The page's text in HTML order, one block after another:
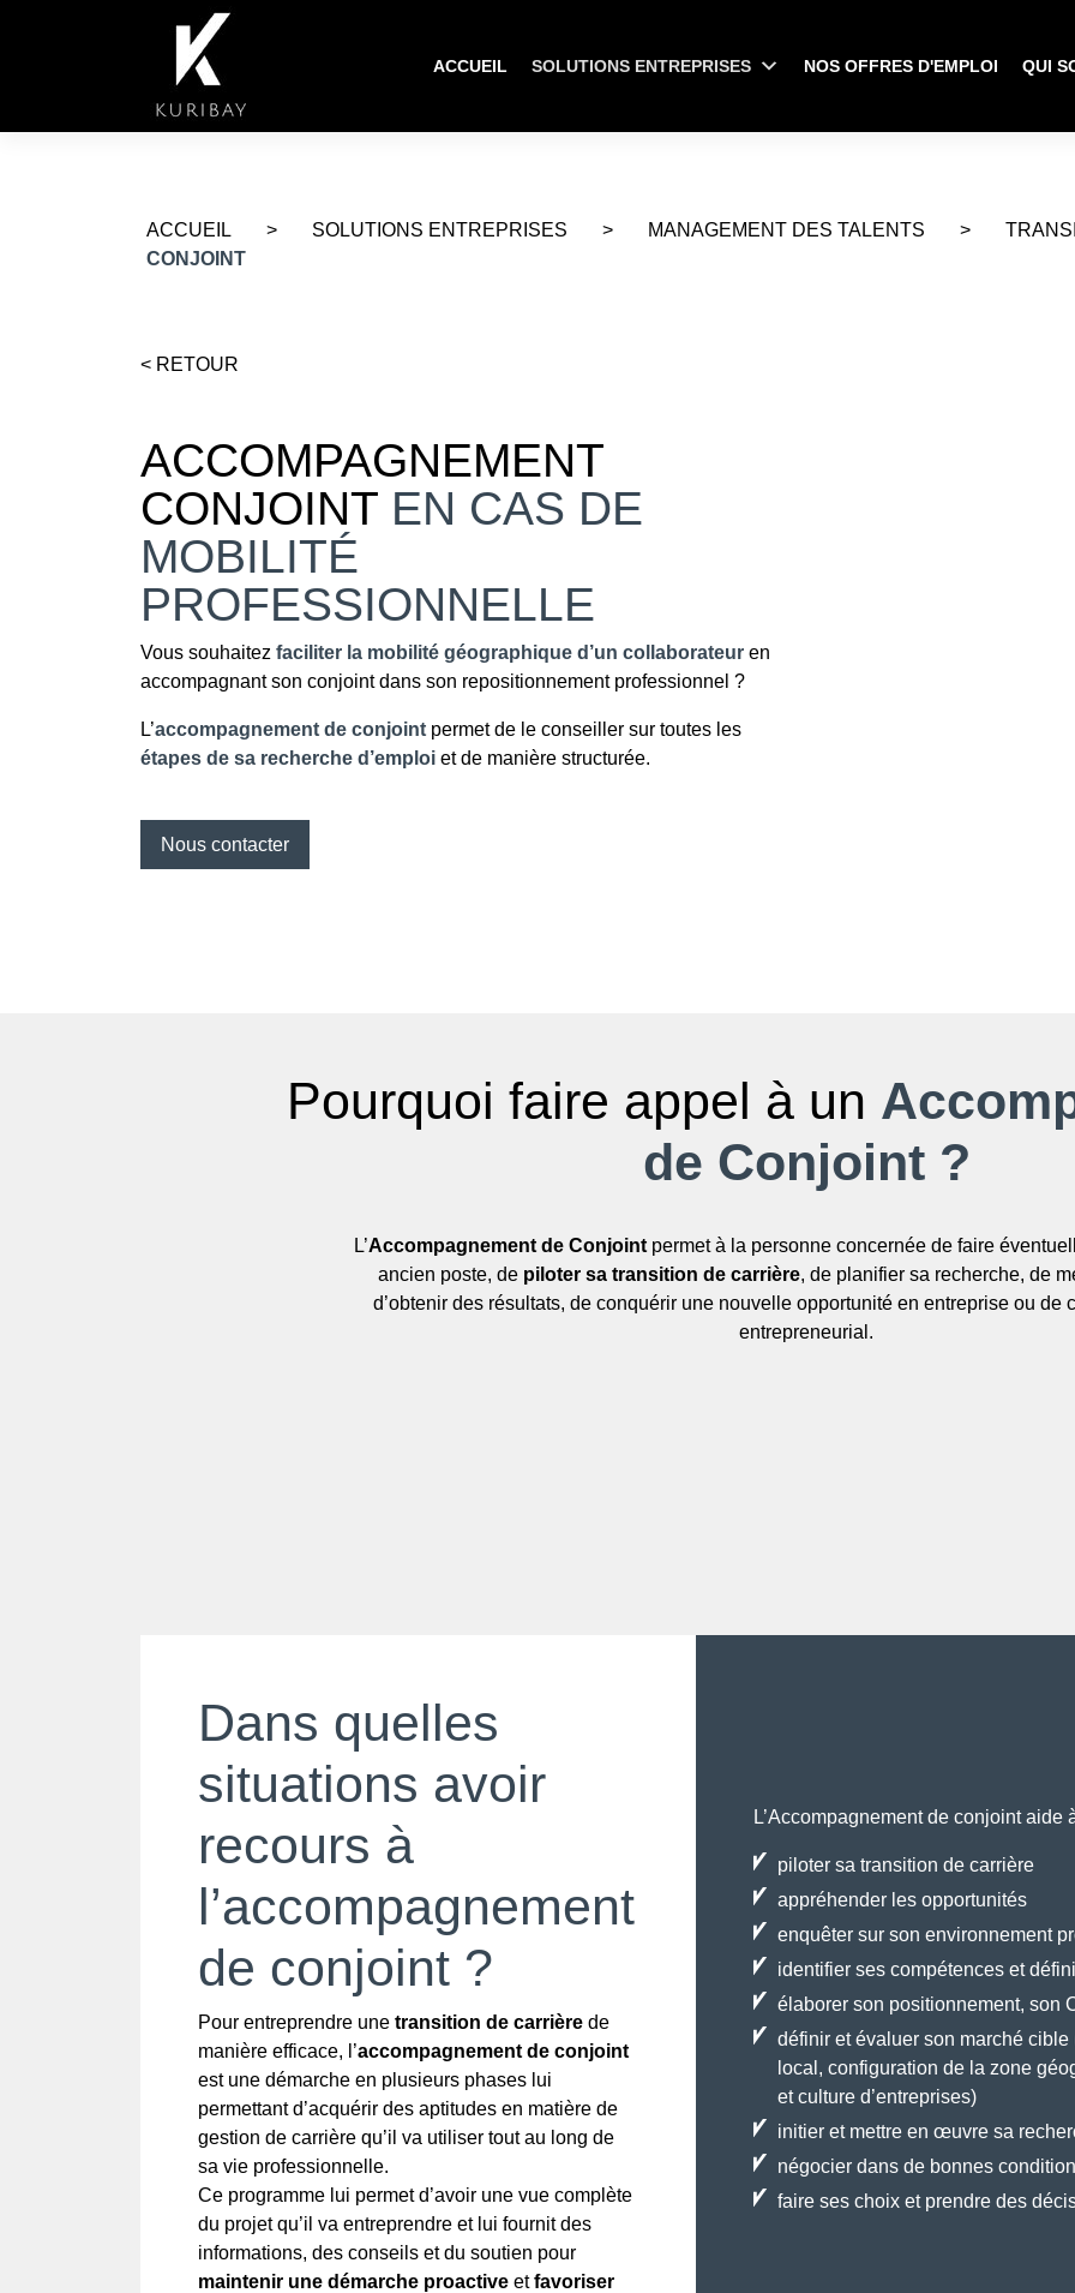
ACCUEIL SOLUTIONS ENTREPRISES NOS OFFRES D'EMPLOI QUI
ACCUEIL > SOLUTIONS ENTREPRISES > MANAGEMENT DES TALENTS >
CONJOINT
< RETOUR
ACCOMPAGNEMENT
CONJOINT EN CAS DE
MOBILITÉ
PROFESSIONNELLE
Vous souhaitez faciliter la mobilité géographique d’un collaborateur en
accompagnant son conjoint dans son repositionnement professionnel ?
L’accompagnement de conjoint permet de le conseiller sur toutes les
étapes de sa recherche d’emploi et de manière structurée.
Nous contacter
Pourquoi faire appel à un
de Conjoint ?
L’Accompagnement de Conjointpermet à la personne concernée de faire
ancien poste, de piloter sa transition de carrière, de planifier sa recherche, de
d’obtenir des résultats, de conquérir une nouvelle opportunité en entreprise ou de
entrepreneurial.
Dans quelles
situations avoir
recours à
l’accompagnement
de conjoint ?
Pour entreprendre une transition de carrière de
manière efficace, l’accompagnement de conjoint
est une démarche en plusieurs phases lui
permettant d’acquérir des aptitudes en matière de
gestion de carrière qu’il va utiliser tout au long de
sa vie professionnelle.
Ce programme lui permet d’avoir une vue complète
du projet qu’il va entreprendre et lui fournit des
informations, des conseils et du soutien pour
maintenir une démarche proactive etfavoriser
L’Accompagnement de conjoint aide
piloter sa transition de carrière
appréhender les opportunités
enquêter sur son environnement
identifier ses compétences et
élaborer son positionnement, son
définir et évaluer son marché
local, configuration de la zone
et culture d’entreprises)
initier et mettre en œuvre sa
négocier dans de bonnes
faire ses choix et prendre des